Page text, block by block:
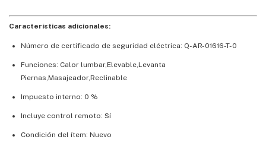
Características adicionales:
Número de certificado de seguridad eléctrica: Q-AR-01616-T-0
Funciones: Calor lumbar,Elevable,Levanta
Piernas,Masajeador,Reclinable
Impuesto interno: 0 %
Incluye control remoto: Sí
Condición del ítem: Nuevo